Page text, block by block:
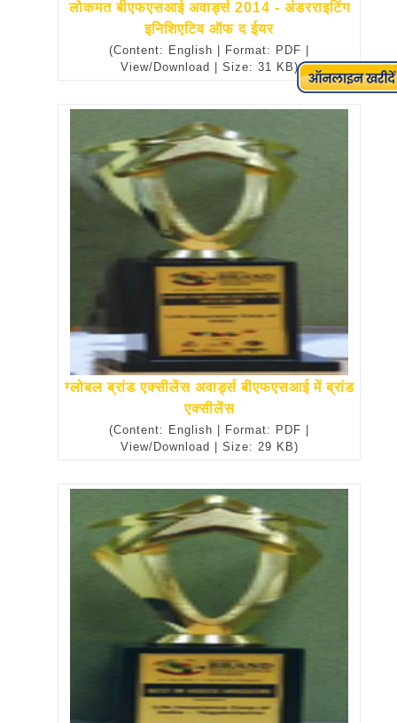
लोकमत बीएफएसआई अवार्ड्स 2014 - अंडरराइटिंग
इनिशिएटिव ऑफ द ईयर
(Content: English | Format: PDF |
View/Download | Size: 31 KB)
ग्लोबल ब्रांड एक्सीलेंस अवार्ड्स बीएफएसआई में ब्रांड
एक्सीलेंस
(Content: English | Format: PDF |
View/Download | Size: 29 KB)